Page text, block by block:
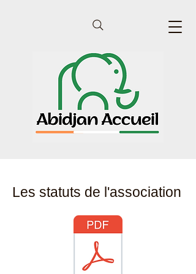
Les statuts de l'association